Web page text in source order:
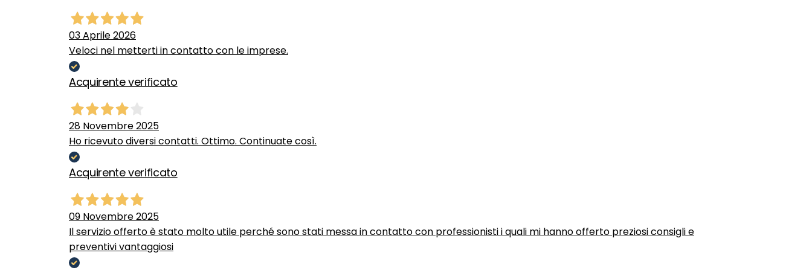
03 Aprile 2026
Veloci nel metterti in contatto con le imprese.
Acquirente verificato
28 Novembre 2025
Ho ricevuto diversi contatti. Ottimo. Continuate così.
Acquirente verificato
09 Novembre 2025
Il servizio offerto è stato molto utile perché sono stati messa in contatto con professionisti i quali mi hanno offerto preziosi consigli e
preventivi vantaggiosi